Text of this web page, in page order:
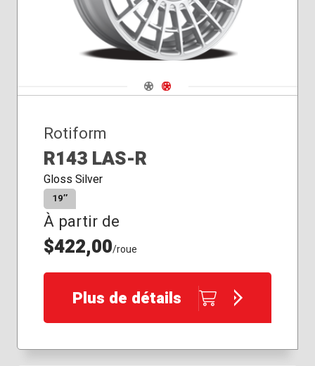
Navigate 1
Navigate 2
Rotiform
R143 LAS-R
Gloss Silver
19″
À partir de
$422,00/roue
Plus de détails